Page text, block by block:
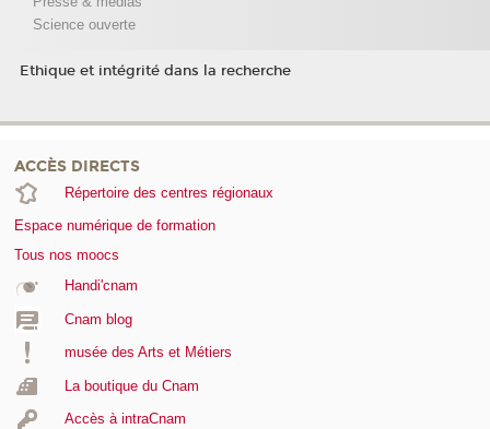
Science ouverte
Ethique et intégrité dans la recherche
ACCÈS DIRECTS
Répertoire des centres régionaux
Espace numérique de formation
Tous nos moocs
Handi'cnam
Cnam blog
musée des Arts et Métiers
La boutique du Cnam
Accès à intraCnam